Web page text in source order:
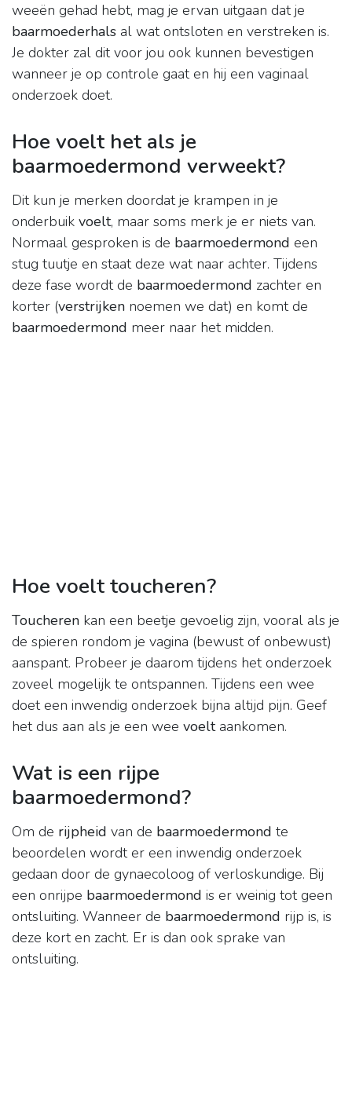
weeën gehad hebt, mag je ervan uitgaan dat je
baarmoederhals al wat ontsloten en verstreken is.
Je dokter zal dit voor jou ook kunnen bevestigen
wanneer je op controle gaat en hij een vaginaal
onderzoek doet.
Hoe voelt het als je
baarmoedermond verweekt?
Dit kun je merken doordat je krampen in je
onderbuik voelt, maar soms merk je er niets van.
Normaal gesproken is de baarmoedermond een
stug tuutje en staat deze wat naar achter. Tijdens
deze fase wordt de baarmoedermond zachter en
korter (verstrijken noemen we dat) en komt de
baarmoedermond meer naar het midden.
Hoe voelt toucheren?
Toucheren kan een beetje gevoelig zijn, vooral als je
de spieren rondom je vagina (bewust of onbewust)
aanspant. Probeer je daarom tijdens het onderzoek
zoveel mogelijk te ontspannen. Tijdens een wee
doet een inwendig onderzoek bijna altijd pijn. Geef
het dus aan als je een wee voeltaankomen.
Wat is een rijpe
baarmoedermond?
Om de rijpheid van de baarmoedermond te
beoordelen wordt er een inwendig onderzoek
gedaan door de gynaecoloog of verloskundige. Bij
een onrijpe baarmoedermond is er weinig tot geen
ontsluiting. Wanneer de baarmoedermond rijp is, is
deze kort en zacht. Er is dan ook sprake van
ontsluiting.